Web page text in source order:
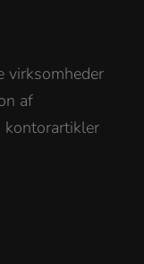
virksomheder
af
kontorartikler